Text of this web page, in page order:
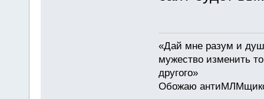
«Дай мне разум и
мужество изменить
другого»
Обожаю